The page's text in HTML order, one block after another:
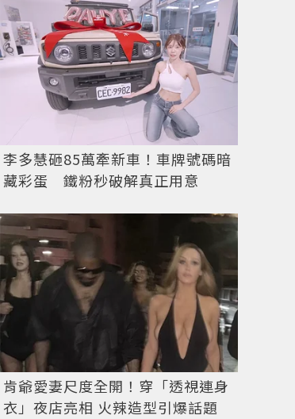
李多慧砸85萬牽新車！車牌號碼暗
藏彩蛋 鐵粉秒破解真正用意
肯爺愛妻尺度全開！穿「透視連身
衣」夜店亮相 火辣造型引爆話題